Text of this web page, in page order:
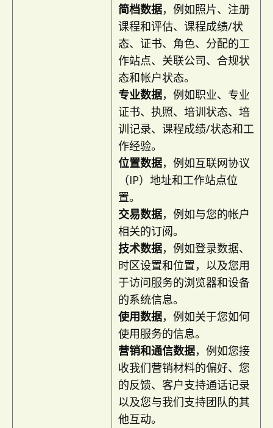
简档数据，例如照片、注册
课程和评估、课程成绩/状
态、证书、角色、分配的工
作站点、关联公司、合规状
态和帐户状态。
专业数据，例如职业、专业
证书、执照、培训状态、培
训记录、课程成绩/状态和工
作经验。
位置数据，例如互联网协议
（IP）地址和工作站点位
置。
交易数据，例如与您的帐户
相关的订阅。
技术数据，例如登录数据、
时区设置和位置，以及您用
于访问服务的浏览器和设备
的系统信息。
使用数据，例如关于您如何
使用服务的信息。
营销和通信数据，例如您接
收我们营销材料的偏好、您
的反馈、客户支持通话记录
以及您与我们支持团队的其
他互动。